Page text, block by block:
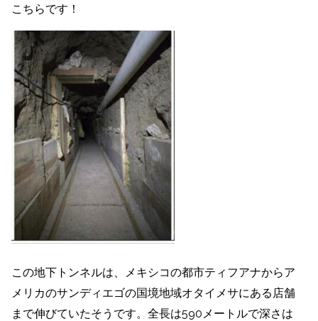
こちらです！
この地下トンネルは、メキシコの都市ティフアナからア
メリカのサンディエゴの国境地域オタイメサにある店舗
まで伸びていたそうです。全長は590メートルで深さは